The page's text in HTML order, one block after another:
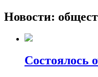
Новости:
Состоялось